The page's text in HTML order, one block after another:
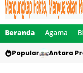
Beranda Agama
Popular Antara